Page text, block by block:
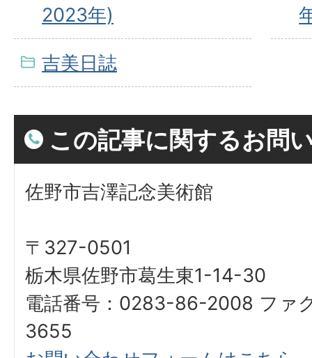
2023年)
吉美日誌
この記事に関するお問
佐野市吉澤記念美術館
〒327-0501
栃木県佐野市葛生東1-14-30
電話番号：0283-86-2008 ファ
3655